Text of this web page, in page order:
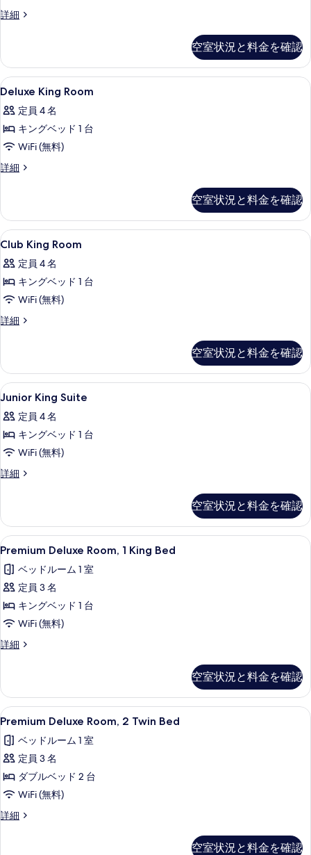
す
の
写
真
を
表
示
す
詳細
Junior
Club
Access
の
細
空室状況と料金を確認
Deluxe
King
Room
の
す
べ
写
真
を
表
示
す
る
セーフティボックス (室内)、デスク
7
Deluxe King Room
定員 4 名
キングベッド 1 台
WiFi (無料)
詳細
Deluxe
詳
細
空室状況と料金を確認
Club
King
Room
の
す
べ
写
真
を
表
示
す
る
セーフティボックス (室内)、デスク
4
Club King Room
定員 4 名
キングベッド 1 台
WiFi (無料)
詳細
Club
詳
細
空室状況と料金を確認
Junior
King
Suite
の
す
べ
写
真
を
表
示
す
る
セーフティボックス (室内)、デスク
4
Junior King Suite
定員 4 名
キングベッド 1 台
WiFi (無料)
詳細
Junior
詳
細
空室状況と料金を確認
Premium
Deluxe
Room,
1
King
Bed
の
て
の
写
真
を
表
示
す
Premium Deluxe Room, 1 King Bed |
4
Premium Deluxe Room, 1 King Bed
ベッドルーム 1 室
定員 3 名
キングベッド 1 台
WiFi (無料)
詳細
Premium
King
Bed
の
細
空室状況と料金を確認
Premium
Deluxe
Room,
2
Twin
Bed
の
Premium Deluxe Room, 2 Twin Bed
6
Premium Deluxe Room, 2 Twin Bed
ベッドルーム 1 室
定員 3 名
ダブルベッド 2 台
WiFi (無料)
詳細
Premium
空室状況と料金を確認